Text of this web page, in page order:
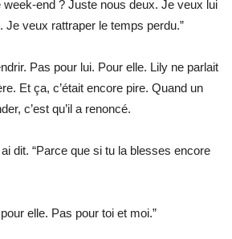
week-end ? Juste nous deux. Je veux lui
Je veux rattraper le temps perdu.”
Pas pour lui. Pour elle. Lily ne parlait
Et ça, c’était encore pire. Quand un
c’est qu’il a renoncé.
ai dit. “Parce que si tu la blesses encore
elle. Pas pour toi et moi.”